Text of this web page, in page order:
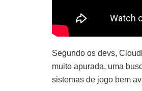
Segundo os devs,
muito apurada, uma
sistemas de jogo bem